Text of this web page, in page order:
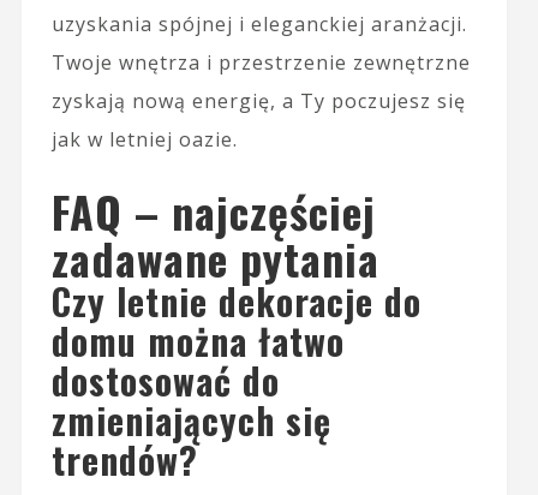
uzyskania spójnej i eleganckiej aranżacji.
Twoje wnętrza i przestrzenie zewnętrzne
zyskają nową energię, a Ty poczujesz się
jak w letniej oazie.
FAQ – najczęściej
zadawane pytania
Czy letnie dekoracje do
domu można łatwo
dostosować do
zmieniających się
trendów?